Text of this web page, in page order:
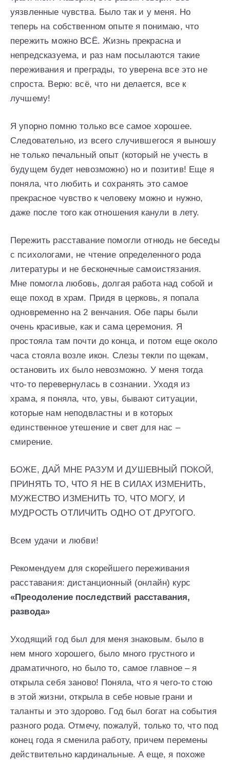
уязвленные чувства. Было так и у меня. Но
теперь на собственном опыте я понимаю, что
пережить можно ВСЁ. Жизнь прекрасна и
непредсказуема, и раз нам посылаются такие
переживания и преграды, то уверена все это не
спроста. Верю: всё, что ни делается, все к
лучшему!
Я упорно помню только все самое хорошее.
Следовательно, из всего случившегося я выношу
не только печальный опыт (который не учесть в
будущем будет невозможно) но и позитив! Еще я
поняла, что любить и сохранять это самое
прекрасное чувство к человеку можно и нужно,
даже после того как отношения канули в лету.
Пережить расставание помогли отнюдь не беседы
с психологами, не чтение определенного рода
литературы и не бесконечные самоистязания.
Мне помогла любовь, долгая работа над собой и
еще поход в храм. Придя в церковь, я попала
одновременно на 2 венчания. Обе пары были
очень красивые, как и сама церемония. Я
простояла там почти до конца, и потом еще около
часа стояла возле икон. Слезы текли по щекам,
остановить их было невозможно. У меня тогда
что-то перевернулась в сознании. Уходя из
храма, я поняла, что, увы, бывают ситуации,
которые нам неподвластны и в которых
единственное утешение и свет для нас –
смирение.
БОЖЕ, ДАЙ МНЕ РАЗУМ И ДУШЕВНЫЙ ПОКОЙ,
ПРИНЯТЬ ТО, ЧТО Я НЕ В СИЛАХ ИЗМЕНИТЬ,
МУЖЕСТВО ИЗМЕНИТЬ ТО, ЧТО МОГУ, И
МУДРОСТЬ ОТЛИЧИТЬ ОДНО ОТ ДРУГОГО.
Всем удачи и любви!
Рекомендуем для скорейшего переживания
расставания: дистанционный (онлайн) курс
«Преодоление последствий расставания,
развода»
Уходящий год был для меня знаковым. было в
нем много хорошего, было много грустного и
драматичного, но было то, самое главное – я
открыла себя заново! Поняла, что я чего-то стою
в этой жизни, открыла в себе новые грани и
таланты и это здорово. Год был богат на события
разного рода. Отмечу, пожалуй, только то, что под
конец года я сменила работу, причем перемены
действительно кардинальные. А еще, я похоже